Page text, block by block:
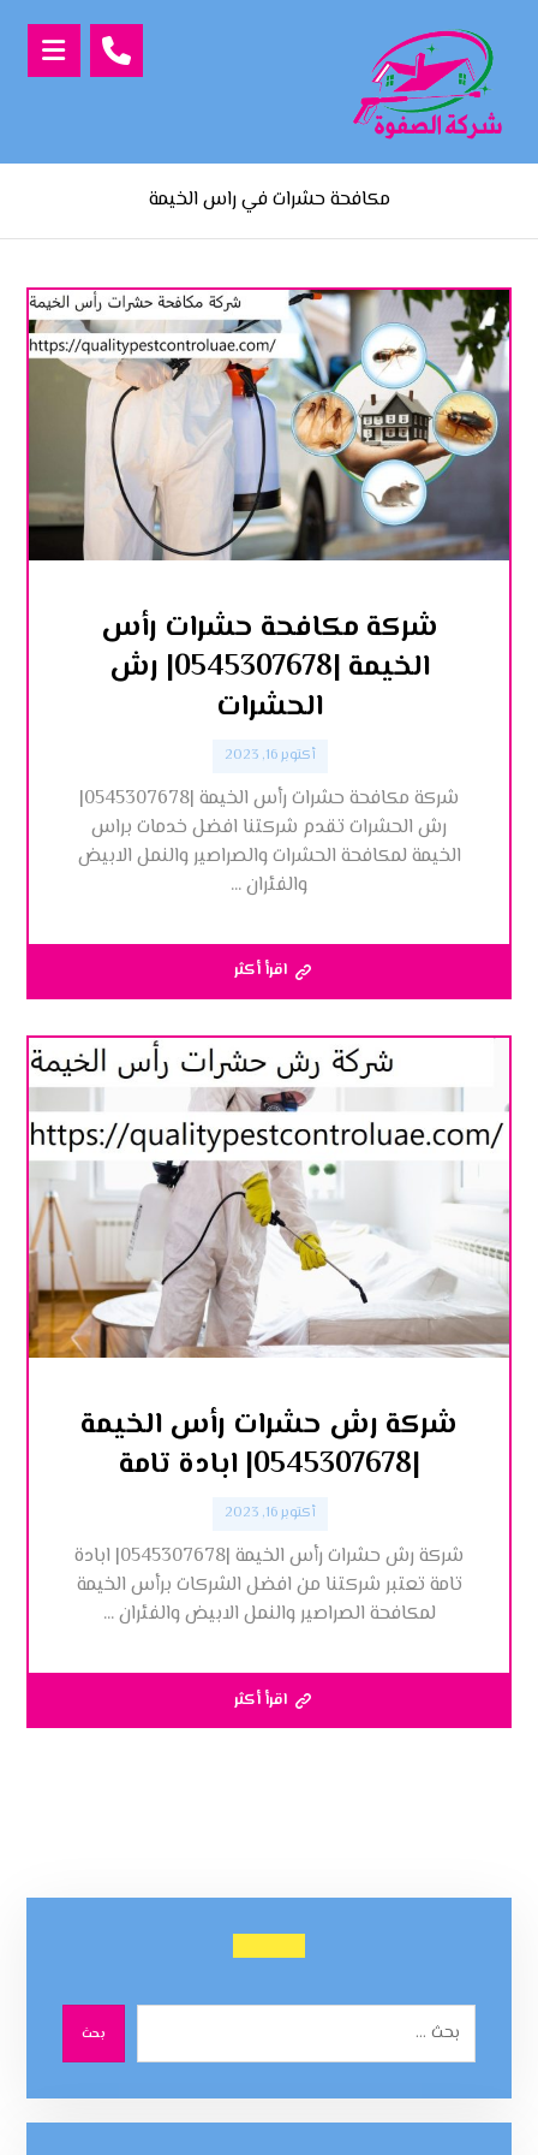
مكافحة حشرات في راس الخيمة
شركة مكافحة حشرات رأس
الخيمة |0545307678| رش
الحشرات
أكتوبر 16, 2023
شركة مكافحة حشرات رأس الخيمة |0545307678|
رش الحشرات تقدم شركتنا افضل خدمات براس
الخيمة لمكافحة الحشرات والصراصير والنمل الابيض
والفئران ...
اقرأ أكثر
شركة رش حشرات رأس الخيمة
|0545307678| ابادة تامة
أكتوبر 16, 2023
شركة رش حشرات رأس الخيمة |0545307678| ابادة
تامة تعتبر شركتنا من افضل الشركات برأس الخيمة
لمكافحة الصراصير والنمل الابيض والفئران ...
اقرأ أكثر
بحث